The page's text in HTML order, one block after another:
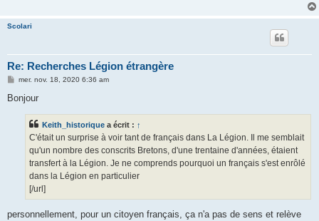
Scolari
Re: Recherches Légion étrangère
M
s
mer. nov. 18, 2020 6:36 am
Bonjour
Keith_historique a écrit : ↑
C'était un surprise à voir tant de français dans La Légion. Il me semblait
qu'un nombre des conscrits Bretons, d'une trentaine d'années, étaient
transfert à la Légion. Je ne comprends pourquoi un français s'est enrôlé
dans la Légion en particulier
[/url]
personnellement, pour un citoyen français, ça n'a pas de sens et relève